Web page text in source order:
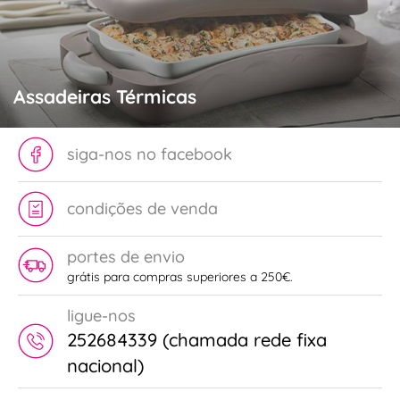
Assadeiras Térmicas
siga-nos no facebook
condições de venda
portes de envio
grátis para compras superiores a 250€.
ligue-nos
252684339 (chamada rede fixa
nacional)